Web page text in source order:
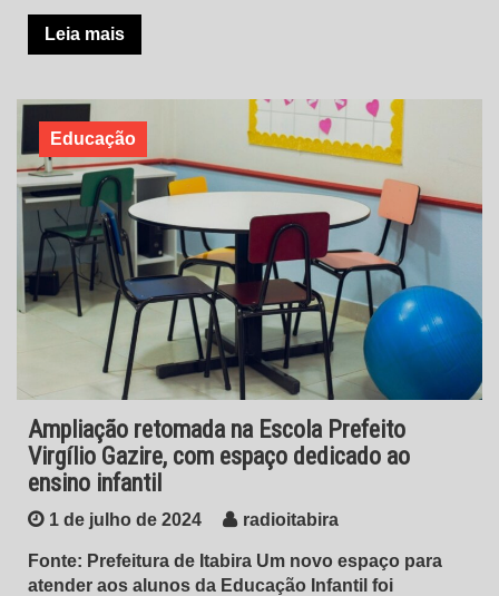
Leia mais
Educação
Ampliação retomada na Escola Prefeito
Virgílio Gazire, com espaço dedicado ao
ensino infantil
1 de julho de 2024 radioitabira
Fonte: Prefeitura de Itabira Um novo espaço para
atender aos alunos da Educação Infantil foi